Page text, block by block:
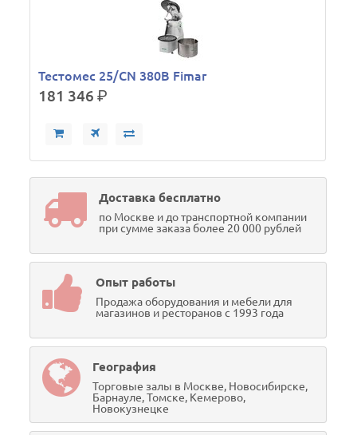
Тестомес 25/СN 380В Fimar
181 346р.
Доставка бесплатно
по Москве и до транспортной компании
при сумме заказа более 20 000 рублей
Опыт работы
Продажа оборудования и мебели для
магазинов и ресторанов с 1993 года
География
Торговые залы в Москве, Новосибирске,
Барнауле, Томске, Кемерово,
Новокузнецке